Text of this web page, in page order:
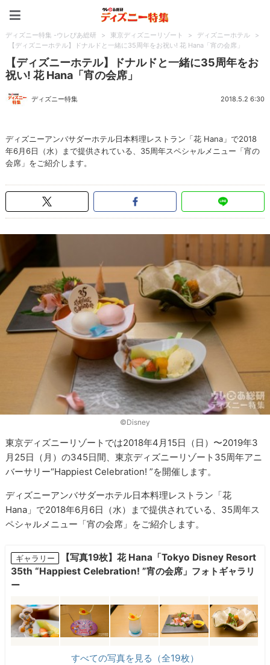
ディズニー特集 -ウレぴあ総研 > 東京ディズニーリゾート > ディズニーホテル
>
【ディズニーホテル】ドナルドと一緒に35周年をお祝い! 花 Hana「宵の会席」
【ディズニーホテル】ドナルドと一緒に35周年をお
祝い! 花 Hana「宵の会席」
ディズニー特集 2018.5.2 6:30
ディズニーアンバサダーホテル日本料理レストラン「花 Hana」で2018
年6月6日（水）まで提供されている、35周年スペシャルメニュー「宵の
会席」をご紹介します。
©︎Disney
東京ディズニーリゾートでは2018年4月15日（日）〜2019年3
月25日（月）の345日間、東京ディズニーリゾート35周年アニ
バーサリー“Happiest Celebration! ”を開催します。
ディズニーアンバサダーホテル日本料理レストラン「花
Hana」で2018年6月6日（水）まで提供されている、35周年ス
ペシャルメニュー「宵の会席」をご紹介します。
ギャラリー
【写真19枚】花 Hana「Tokyo Disney Resort
35th “Happiest Celebration! ”宵の会席」フォトギャラリ
ー
すべての写真を見る（全19枚）